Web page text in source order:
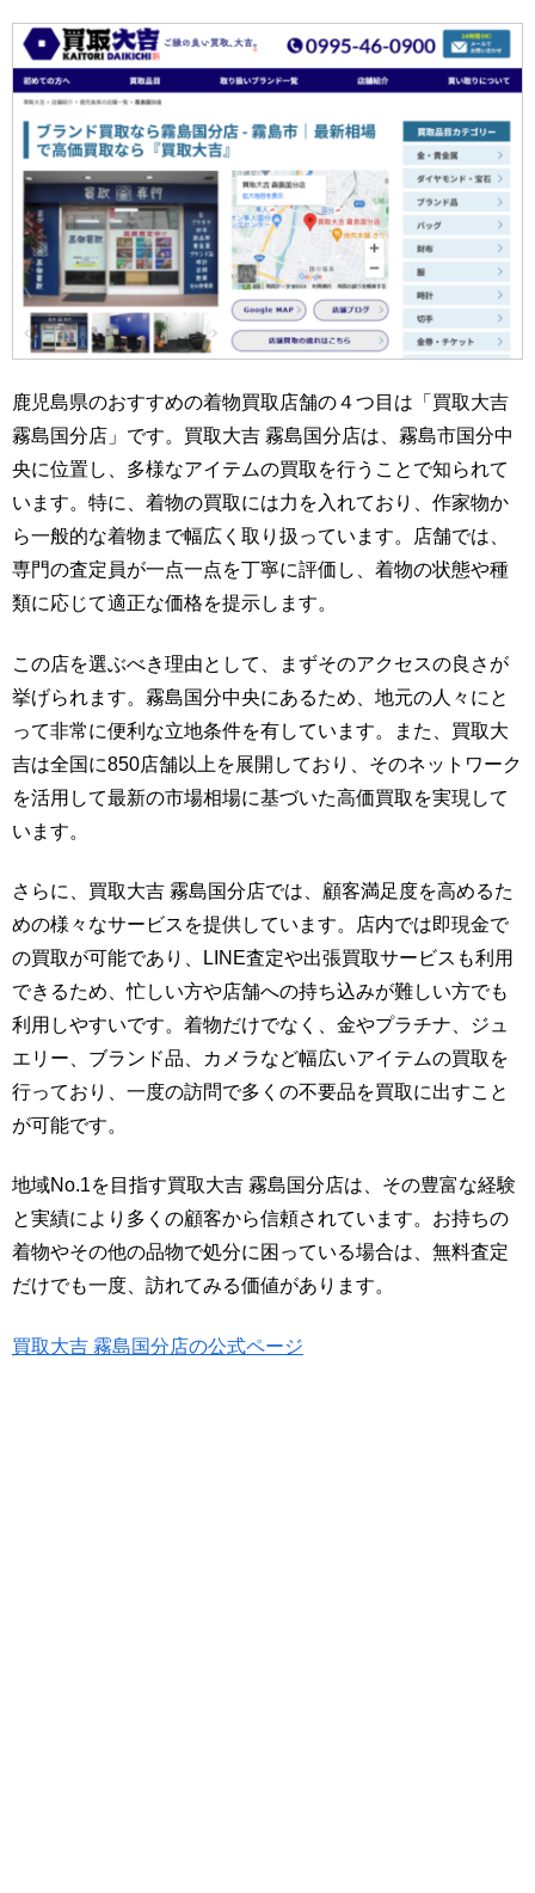
鹿児島県のおすすめの着物買取店舗の４つ目は「買取大吉
霧島国分店」です。買取大吉 霧島国分店は、霧島市国分中
央に位置し、多様なアイテムの買取を行うことで知られて
います。特に、着物の買取には力を入れており、作家物か
ら一般的な着物まで幅広く取り扱っています。店舗では、
専門の査定員が一点一点を丁寧に評価し、着物の状態や種
類に応じて適正な価格を提示します。
この店を選ぶべき理由として、まずそのアクセスの良さが
挙げられます。霧島国分中央にあるため、地元の人々にと
って非常に便利な立地条件を有しています。また、買取大
吉は全国に850店舗以上を展開しており、そのネットワーク
を活用して最新の市場相場に基づいた高価買取を実現して
います。
さらに、買取大吉 霧島国分店では、顧客満足度を高めるた
めの様々なサービスを提供しています。店内では即現金で
の買取が可能であり、LINE査定や出張買取サービスも利用
できるため、忙しい方や店舗への持ち込みが難しい方でも
利用しやすいです。着物だけでなく、金やプラチナ、ジュ
エリー、ブランド品、カメラなど幅広いアイテムの買取を
行っており、一度の訪問で多くの不要品を買取に出すこと
が可能です。
地域No.1を目指す買取大吉 霧島国分店は、その豊富な経験
と実績により多くの顧客から信頼されています。お持ちの
着物やその他の品物で処分に困っている場合は、無料査定
だけでも一度、訪れてみる価値があります。
買取大吉 霧島国分店の公式ページ